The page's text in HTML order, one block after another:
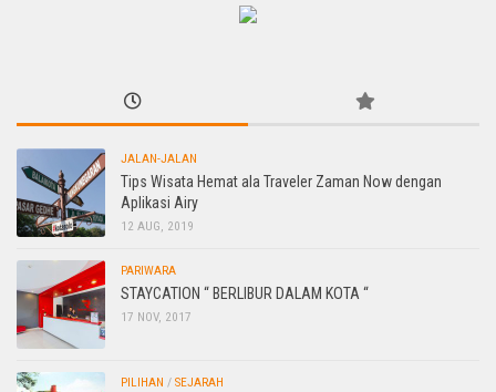
JALAN-JALAN
Tips Wisata Hemat ala Traveler Zaman Now dengan
Aplikasi Airy
12 AUG, 2019
PARIWARA
STAYCATION “ BERLIBUR DALAM KOTA “
17 NOV, 2017
PILIHAN / SEJARAH